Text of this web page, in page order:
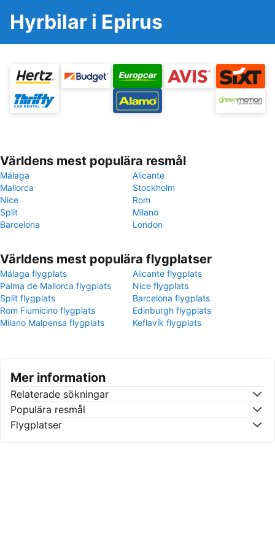
Hyrbilar i Epirus
Världens mest populära resmål
Málaga
Alicante
Mallorca
Stockholm
Nice
Rom
Split
Milano
Barcelona
London
Världens mest populära flygplatser
Málaga flygplats
Alicante flygplats
Palma de Mallorca flygplats
Nice flygplats
Split flygplats
Barcelona flygplats
Rom Fiumicino flygplats
Edinburgh flygplats
Milano Malpensa flygplats
Keflavík flygplats
Mer information
Relaterade sökningar
Populära resmål
Flygplatser